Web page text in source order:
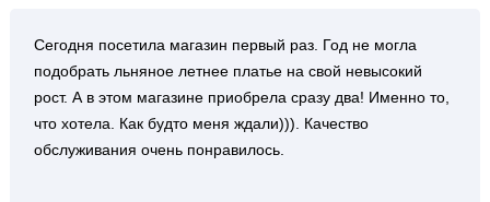
Сегодня посетила магазин первый раз. Год не могла
подобрать льняное летнее платье на свой невысокий
рост. А в этом магазине приобрела сразу два! Именно то,
что хотела. Как будто меня ждали))). Качество
обслуживания очень понравилось.